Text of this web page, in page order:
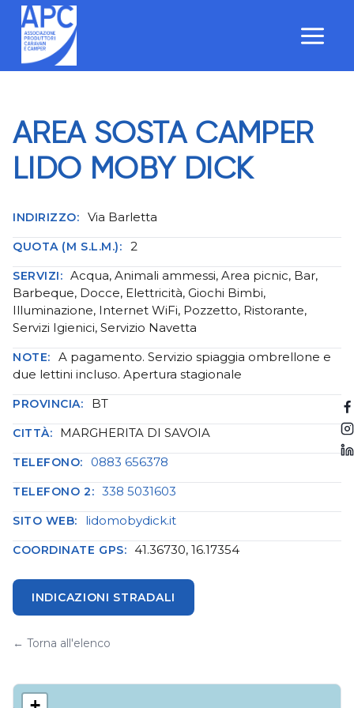
Salta
contenuto
AREA SOSTA CAMPER
LIDO MOBY DICK
INDIRIZZO: Via Barletta
QUOTA (M S.L.M.): 2
SERVIZI: Acqua, Animali ammessi, Area picnic, Bar,
Barbeque, Docce, Elettricità, Giochi Bimbi,
Illuminazione, Internet WiFi, Pozzetto, Ristorante,
Servizi Igienici, Servizio Navetta
NOTE:
A pagamento. Servizio spiaggia ombrellone e
due lettini incluso. Apertura stagionale
PROVINCIA: BT
CITTÀ: MARGHERITA DI SAVOIA
TELEFONO: 0883 656378
TELEFONO 2: 338 5031603
SITO WEB: lidomobydick.it
COORDINATE GPS: 41.36730, 16.17354
INDICAZIONI STRADALI
← Torna all'elenco